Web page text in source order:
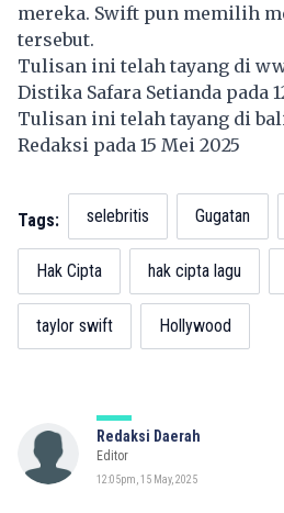
mereka. Swift pun memilih
tersebut.
Tulisan ini telah tayang di
Distika Safara Setianda pada
Tulisan ini telah tayang di
Redaksi pada 15 Mei 2025
Tags: selebritis Gugatan
Hak Cipta hak cipta lagu
taylor swift Hollywood
Redaksi Daerah
Editor
12:05pm, 15 May, 2025